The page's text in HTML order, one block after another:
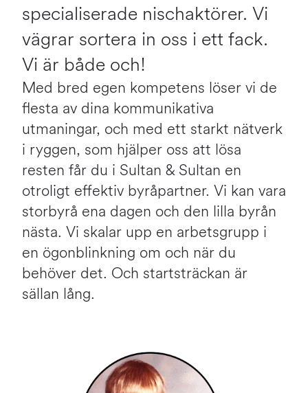
specialiserade nischaktörer. Vi
vägrar sortera in oss i ett fack.
Vi är både och!
Med bred egen kompetens löser vi de
flesta av dina kommunikativa
utmaningar, och med ett starkt nätverk
i ryggen, som hjälper oss att lösa
resten får du i Sultan & Sultan en
otroligt effektiv byråpartner. Vi kan vara
storbyrå ena dagen och den lilla byrån
nästa. Vi skalar upp en arbetsgrupp i
en ögonblinkning om och när du
behöver det. Och startsträckan är
sällan lång.